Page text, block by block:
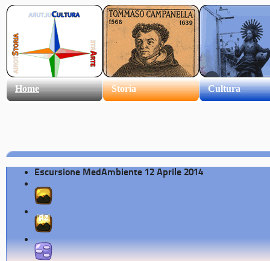
Home Storia Cultura
Escursione MedAmbiente 12 Aprile 2014